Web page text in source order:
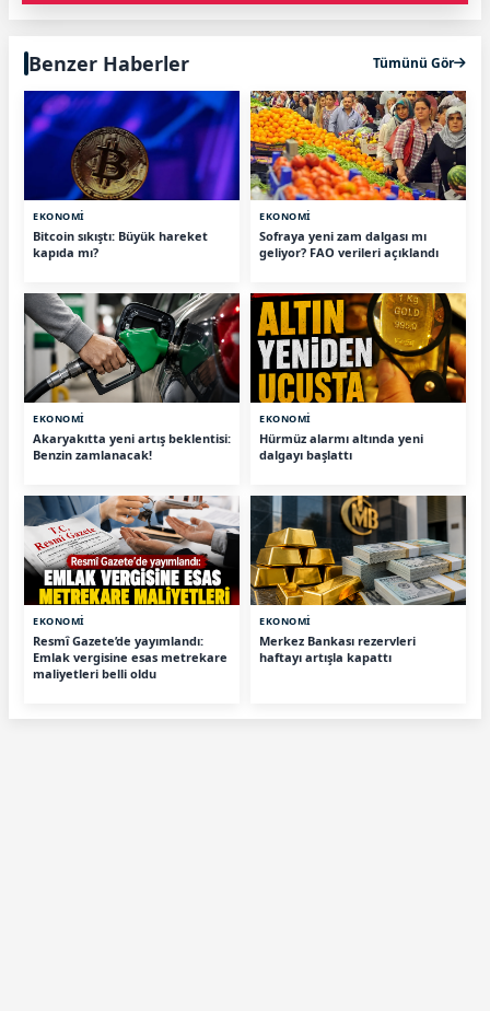
Benzer Haberler Tümünü Gör
EKONOMİ
Bitcoin sıkıştı: Büyük hareket
kapıda mı?
EKONOMİ
Sofraya yeni zam dalgası mı
geliyor? FAO verileri açıklandı
EKONOMİ
Akaryakıtta yeni artış beklentisi:
Benzin zamlanacak!
EKONOMİ
Hürmüz alarmı altında yeni
dalgayı başlattı
EKONOMİ
Resmî Gazete’de yayımlandı:
Emlak vergisine esas metrekare
maliyetleri belli oldu
EKONOMİ
Merkez Bankası rezervleri
haftayı artışla kapattı